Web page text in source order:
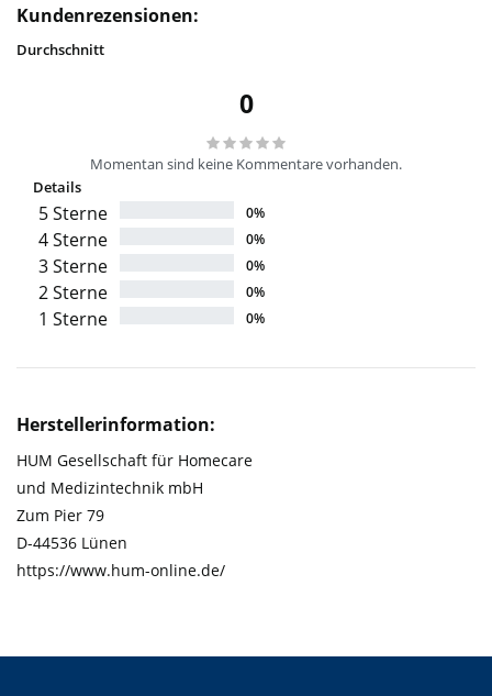
Kundenrezensionen:
Durchschnitt
0
Momentan sind keine Kommentare vorhanden.
Details
5 Sterne 0%
4 Sterne 0%
3 Sterne 0%
2 Sterne 0%
1 Sterne 0%
Herstellerinformation:
HUM Gesellschaft für Homecare
und Medizintechnik mbH
Zum Pier 79
D-44536 Lünen
https://www.hum-online.de/